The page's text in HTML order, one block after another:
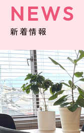
NEWS
新着情報